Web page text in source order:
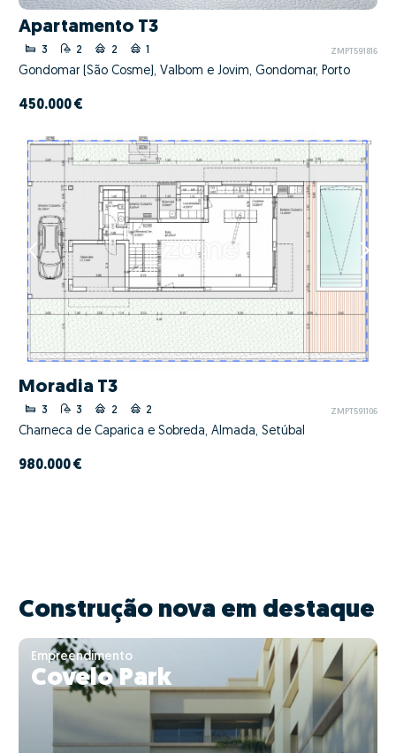
Apartamento T3
3 2 2 1 ZMPT591816
Gondomar (São Cosme), Valbom e Jovim, Gondomar, Porto
450.000 €
Moradia T3
3 3 2 2 ZMPT591106
Charneca de Caparica e Sobreda, Almada, Setúbal
980.000 €
Construção nova em destaque
Empreendimento
Covelo Park